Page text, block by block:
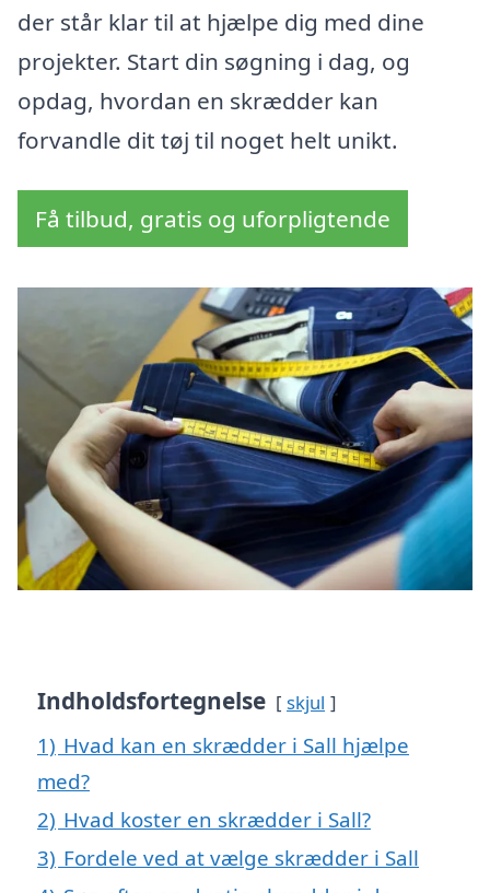
der står klar til at hjælpe dig med dine
projekter. Start din søgning i dag, og
opdag, hvordan en skrædder kan
forvandle dit tøj til noget helt unikt.
Få tilbud, gratis og uforpligtende
Indholdsfortegnelse skjul
1) Hvad kan en skrædder i Sall hjælpe
med?
2) Hvad koster en skrædder i Sall?
3) Fordele ved at vælge skrædder i Sall